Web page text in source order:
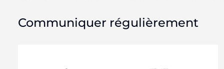
Communiquer régulièrement